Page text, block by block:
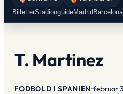
BilletterStadionguideMadrid Barcelona
T. Martinez
FODBOLD I SPANIEN•februar